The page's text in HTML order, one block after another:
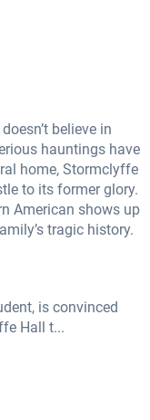
believe in
hauntings have
home, Stormclyffe
to its former glory.
American shows up
tragic history.
is convinced
Hall t...